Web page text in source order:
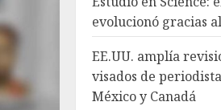
evolucionó gracias
EE.UU. amplía
visados de
México y Canadá
5